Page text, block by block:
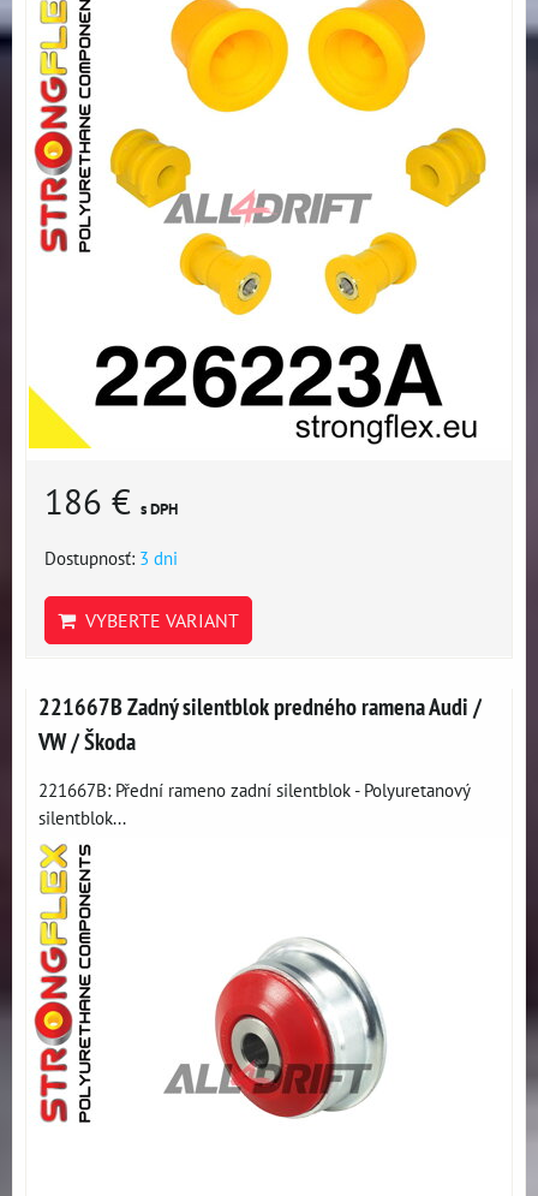
186 € s DPH
Dostupnosť: 3 dni
VYBERTE VARIANT
221667B Zadný silentblok predného ramena Audi /
VW / Škoda
221667B: Přední rameno zadní silentblok - Polyuretanový
silentblok...